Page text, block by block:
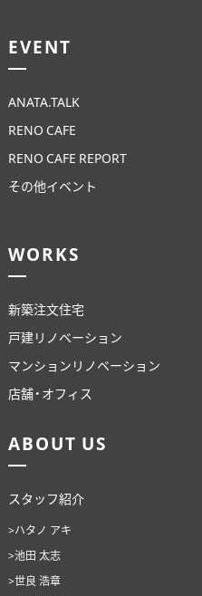
EVENT
ANATA.TALK
RENO CAFE
RENO CAFE REPORT
その他イベント
WORKS
新築注文住宅
戸建リノベーション
マンションリノベーション
店舗・オフィス
ABOUT US
スタッフ紹介
>ハタノ アキ
>池田 太志
>世良 浩章